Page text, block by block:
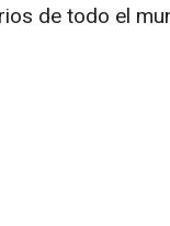
de todo el